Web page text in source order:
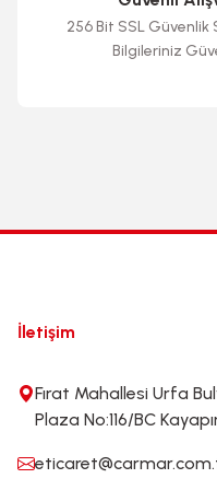
256 Bit SSL Güvenlik
Bilgileriniz
İletişim
Fırat Mahallesi Urfa
Plaza No:116/BC